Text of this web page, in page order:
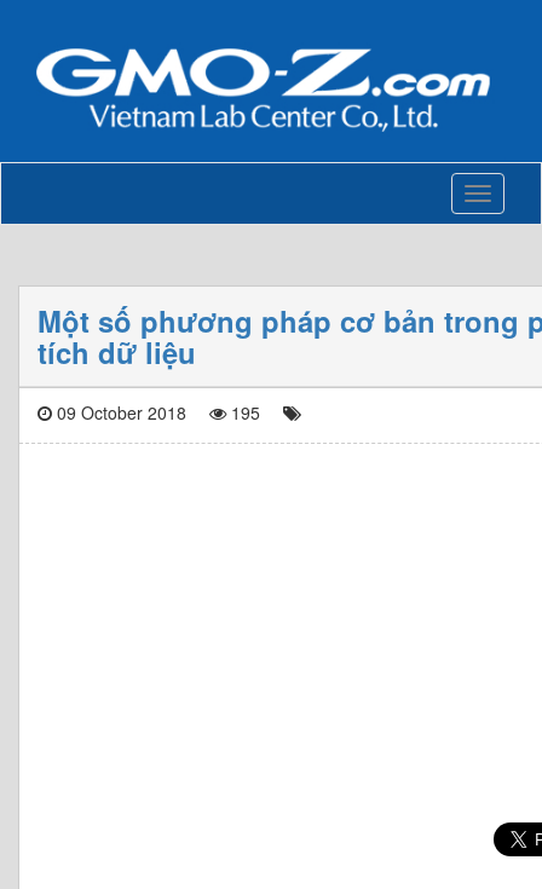
Toggle
Một số phương pháp cơ bản trong
tích dữ liệu
09 October 2018 195